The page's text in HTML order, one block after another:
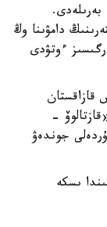
دامۋىنا وڭ
ءوتۋدى
قازاقستان
«قازتالوۆ -
جوندەۋ
جۋىعىندا ىسكە